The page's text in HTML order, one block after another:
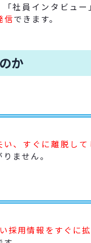
社員インタビュ
信できます。
か
い、すぐに離脱し
ません。
採用情報をすぐに